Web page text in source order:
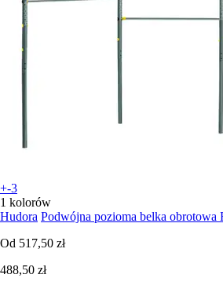
+-3
1 kolorów
Hudora Podwójna pozioma belka obrotowa
Od 517,50 zł
488,50 zł